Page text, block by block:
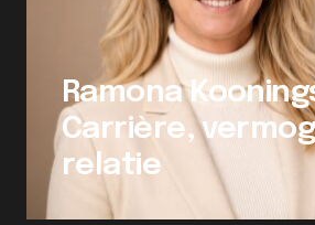
Ramona
Carrière,
relatie